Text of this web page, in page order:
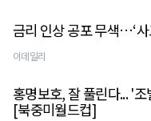
금리 인상 공포 무색…‘
이데일리
홍명보호, 잘 풀린다... '
[북중미월드컵]